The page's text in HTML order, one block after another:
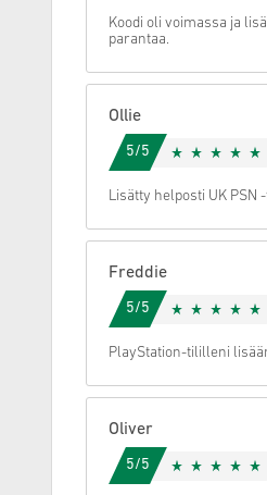
Peruuta
Koodi oli voimassa ja
parantaa.
Ollie
5/5
Lisätty helposti UK PSN
Freddie
5/5
PlayStation-tililleni
Oliver
5/5